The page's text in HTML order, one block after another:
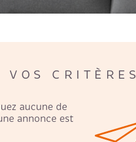
CRITÈRES
aucune de
annonce est